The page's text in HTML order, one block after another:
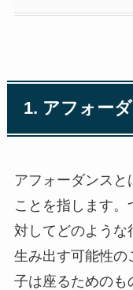
1. アフォー
アフォーダンス
ことを指します
対してどのよう
生み出す可能性の
子は座るためのも